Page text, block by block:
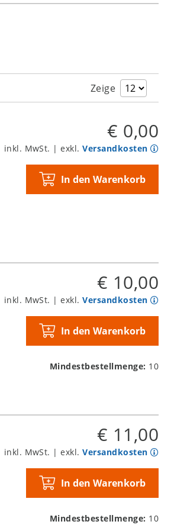
Zeige
€ 0,00
inkl. MwSt. | exkl.Versandkosten
In den Warenkorb
€ 10,00
inkl. MwSt. | exkl.Versandkosten
In den Warenkorb
Mindestbestellmenge: 10
€ 11,00
inkl. MwSt. | exkl.Versandkosten
In den Warenkorb
Mindestbestellmenge: 10